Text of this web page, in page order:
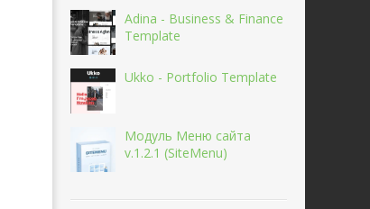
Adina - Business & Finance
Template
Ukko - Portfolio Template
Модуль Меню сайта
v.1.2.1 (SiteMenu)